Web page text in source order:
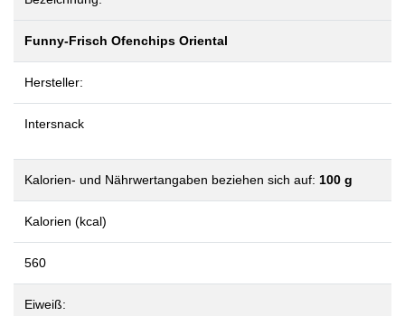
Funny-Frisch Ofenchips Oriental
Hersteller:
Intersnack
Kalorien- und Nährwertangaben beziehen sich auf: 100 g
Kalorien (kcal)
560
Eiweiß: